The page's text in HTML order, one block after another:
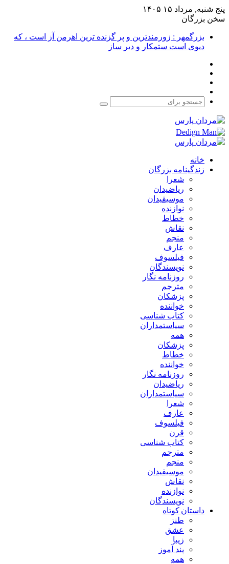
پنج شنبه, مرداد ۱۵ ۱۴۰۵
سخن بزرگان
بزرگمهر : زورمندترین و پر گزنده ترین اهرمن آز است ، که
دیوی است ستمکار و دیر ساز
جستجو
خانه
زندگینامه بزرگان
شعرا
ریاضیدان
موسیقیدان
نوازنده
خطاط
نقاش
منجم
عارف
فیلسوف
نویسندگان
روزنامه نگار
مترجم
پزشکان
خواننده
کتاب شناسی
سیاستمداران
همه
پزشکان
خطاط
خواننده
روزنامه نگار
ریاضیدان
سیاستمداران
شعرا
عارف
فیلسوف
قرن
کتاب شناسی
مترجم
منجم
موسیقیدان
نقاش
نوازنده
نویسندگان
داستان کوتاه
طنز
عشق
زیبا
پند آموز
همه